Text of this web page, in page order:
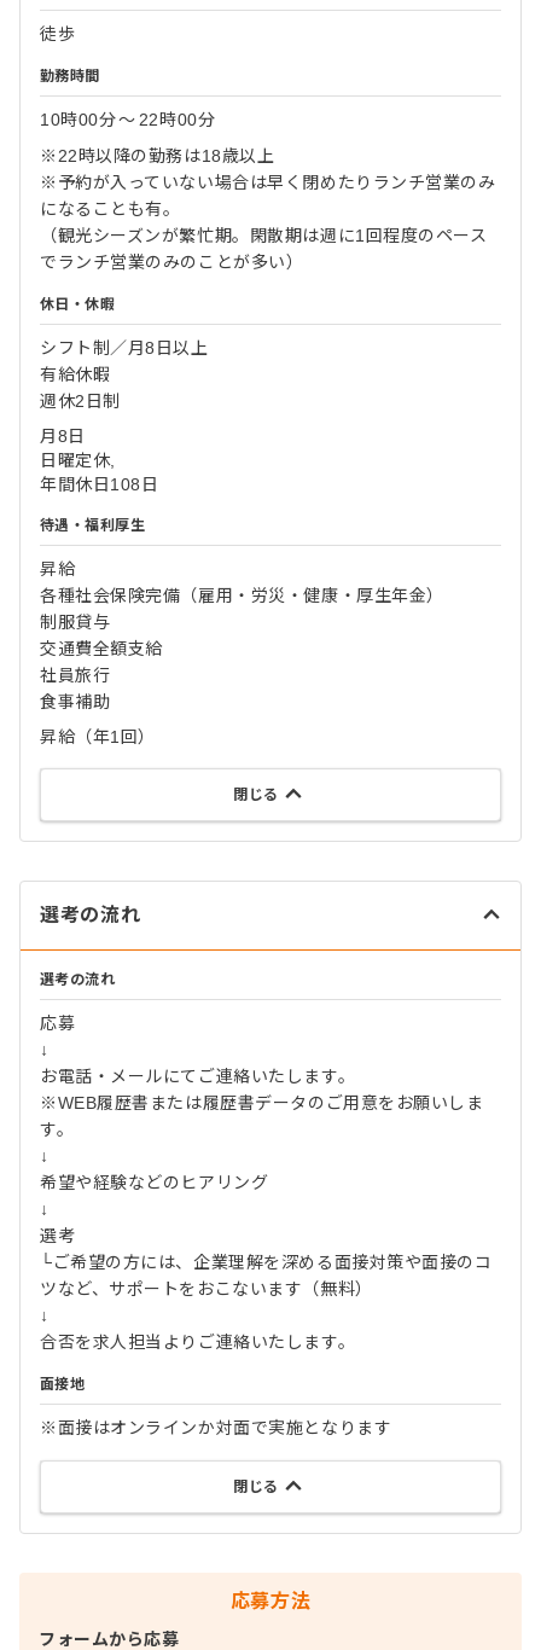
徒歩
勤務時間
10時00分〜 22時00分
※22時以降の勤務は18歳以上
※予約が入っていない場合は早く閉めたりランチ営業のみ
になることも有。
（観光シーズンが繁忙期。閑散期は週に1回程度のペース
でランチ営業のみのことが多い）
休日・休暇
シフト制／月8日以上
有給休暇
週休2日制
月8日
日曜定休,
年間休日108日
待遇・福利厚生
昇給
各種社会保険完備（雇用・労災・健康・厚生年金）
制服貸与
交通費全額支給
社員旅行
食事補助
昇給（年1回）
閉じる
選考の流れ
選考の流れ
応募
↓
お電話・メールにてご連絡いたします。
※WEB履歴書または履歴書データのご用意をお願いしま
す。
↓
希望や経験などのヒアリング
↓
選考
└ご希望の方には、企業理解を深める面接対策や面接のコ
ツなど、サポートをおこないます（無料）
↓
合否を求人担当よりご連絡いたします。
面接地
※面接はオンラインか対面で実施となります
閉じる
応募方法
フォームから応募